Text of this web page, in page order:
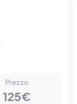
Prezzo
125€